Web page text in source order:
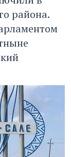
района.